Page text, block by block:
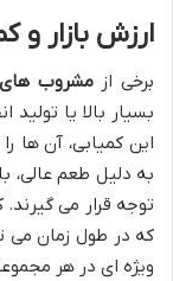
ارزش بازار و
برخی ازمشروب
بسیار بالا یا
این کمیابی، آن ها
به دلیل طعم عالی،
توجه قرار می
که در طول زمان می
ویژه ای در هر